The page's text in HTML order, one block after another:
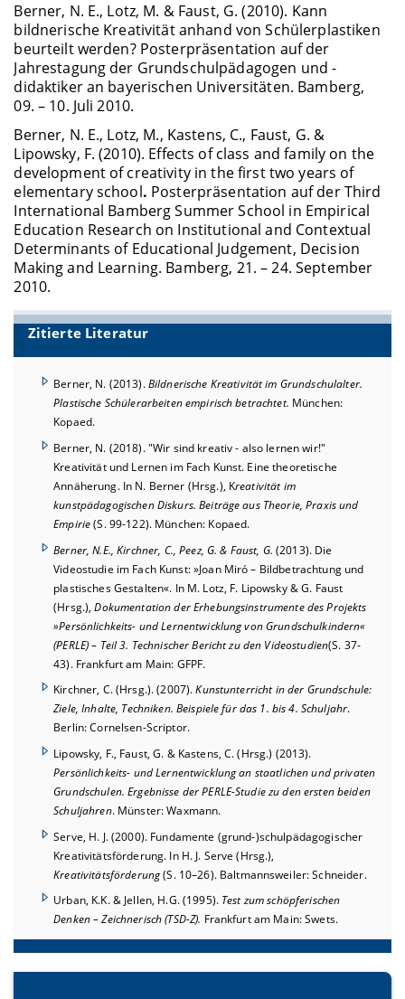
Berner, N. E., Lotz, M. & Faust, G. (2010). Kann
bildnerische Kreativität anhand von Schülerplastiken
beurteilt werden? Posterpräsentation auf der
Jahrestagung der Grundschulpädagogen und -
didaktiker an bayerischen Universitäten. Bamberg,
09. – 10. Juli 2010.
Berner, N. E., Lotz, M., Kastens, C., Faust, G. &
Lipowsky, F. (2010). Effects of class and family on the
development of creativity in the first two years of
elementary school. Posterpräsentation auf der Third
International Bamberg Summer School in Empirical
Education Research on Institutional and Contextual
Determinants of Educational Judgement, Decision
Making and Learning. Bamberg, 21. – 24. September
2010.
Zitierte Literatur
Berner, N. (2013). Bildnerische Kreativität im Grundschulalter.
Plastische Schülerarbeiten empirisch betrachtet. München:
Kopaed.
Berner, N. (2018). "Wir sind kreativ - also lernen wir!"
Kreativität und Lernen im Fach Kunst. Eine theoretische
Annäherung. In N. Berner (Hrsg.), Kreativität im
kunstpädagogischen Diskurs. Beiträge aus Theorie, Praxis und
Empirie (S. 99-122). München: Kopaed.
Berner, N.E., Kirchner, C., Peez, G. & Faust, G.(2013). Die
Videostudie im Fach Kunst: »Joan Miró – Bildbetrachtung und
plastisches Ge­stalten«. In M. Lotz, F. Lipowsky & G. Faust
(Hrsg.),Dokumen­tation der Erhebungsinstrumente des Projekts
»Persönlichkeits- und Lernentwicklung von Grundschulkindern«
(PERLE) – Teil 3. Technischer Bericht zu den Videostudien(S. 37-
43) . Frankfurt am Main: GFPF.
Kirchner, C. (Hrsg.). (2007).Kunstunterricht in der Grundschule:
Ziele, Inhalte, Techniken. Beispiele für das 1. bis 4. Schuljahr.
Berlin: Cornelsen-Scriptor.
Lipowsky, F., Faust, G. & Kastens, C. (Hrsg.) (2013).
Persönlichkeits- und Lernentwicklung an staatlichen und privaten
Grundschulen. Ergebnisse der PERLE-Studie zu den ersten beiden
Schuljahren. Münster: Waxmann.
Serve, H. J. (2000). Fundamente (grund-)schulpädagogischer
Kreativitätsförderung. In H. J. Serve (Hrsg.),
Kreativitätsförderung(S. 10–26). Baltmannsweiler: Schneider.
Urban, K.K. & Jellen, H.G. (1995). Test zum schöpferischen
Denken – Zeichnerisch (TSD-Z). Frankfurt am Main: Swets.